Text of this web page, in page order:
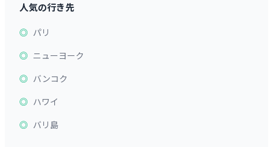
人気の行き先
パリ
ニューヨーク
バンコク
ハワイ
バリ島